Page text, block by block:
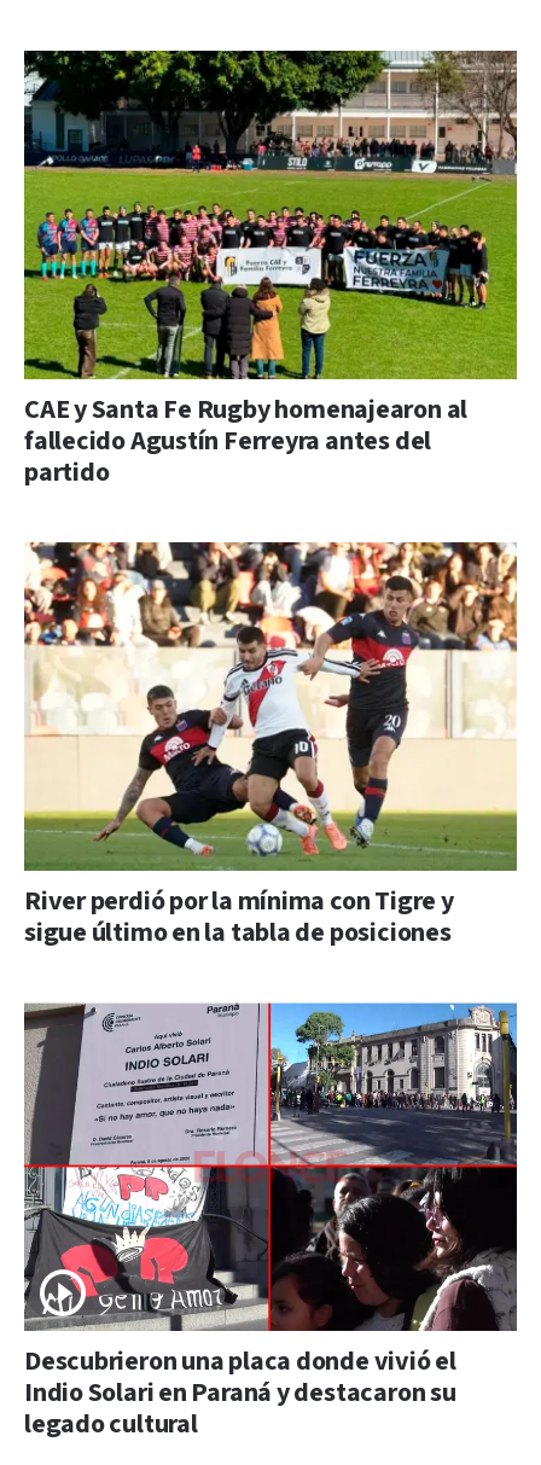
CAE y Santa Fe Rugby homenajearon al
fallecido Agustín Ferreyra antes del
partido
River perdió por la mínima con Tigre y
sigue último en la tabla de posiciones
Descubrieron una placa donde vivió el
Indio Solari en Paraná y destacaron su
legado cultural